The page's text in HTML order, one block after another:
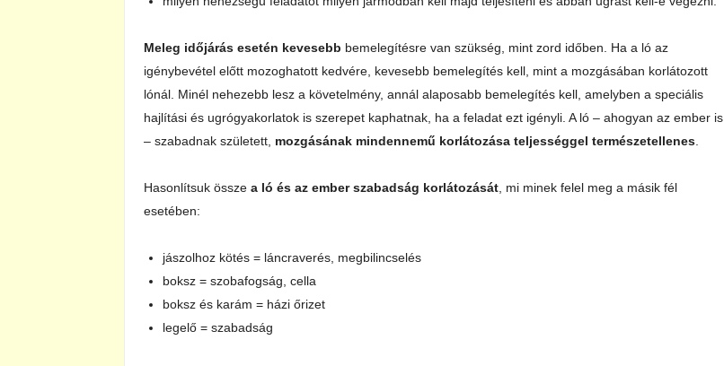
Meleg időjárás esetén kevesebb bemelegítésre van szükség, mint zord időben. Ha a ló az
igénybevétel előtt mozoghatott kedvére, kevesebb bemelegítés kell, mint a mozgásában korlátozott
lónál. Minél nehezebb lesz a követelmény, annál alaposabb bemelegítés kell, amelyben a speciális
hajlítási és ugrógyakorlatok is szerepet kaphatnak, ha a feladat ezt igényli. A ló – ahogyan az ember is
– szabadnak született, mozgásának mindennemű korlátozása teljességgel természetellenes
Hasonlítsuk össze a ló és az ember szabadság korlátozását , mi minek felel meg a másik fél
esetében:
jászolhoz kötés = láncraverés, megbilincselés
boksz = szobafogság, cella
boksz és karám = házi őrizet
legelő = szabadság